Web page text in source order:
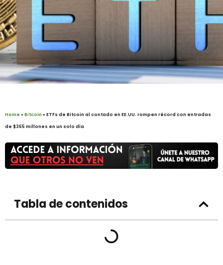
Home »Bitcoin »ETFs de Bitcoin al contado en EE.UU. rompen récord con entradas
de $365 millones en un solo día
Tabla de contenidos